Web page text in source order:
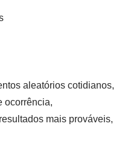
aleatórios cotidianos,
ocorrência,
mais prováveis,